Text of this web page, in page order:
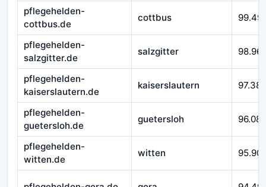
pflegehelden-
cottbus.de
cottbus 99.491
pflegehelden-
salzgitter.de
salzgitter
pflegehelden-
kaiserslautern.de
kaiserslautern 97.382
pflegehelden-
guetersloh.de
guetersloh 96.085
pflegehelden-
witten.de
witten